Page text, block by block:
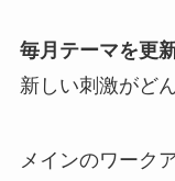
毎月テーマを更
新しい刺激がど
メインのワーク